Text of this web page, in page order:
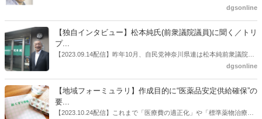
厚労省「医薬品の迅速・安定供給実現に向けた総合対策に関する有識
書がとりまとめられた。ドラビズon-lineでは検討会を総括する目的で
厚労省医政局医薬産業振興・医療情報企画課長（医薬産業振興・医療
情報企画課セルフケア・セルフメディケーション推進室長併任）安藤
公一氏や青山学院大学名誉教授の三村優美子氏、 日本保険薬局協会医
dgsonline
【独自インタビュー】松本純氏(前衆議院議員)に聞く／トリ
プ...
【2023.09.14配信】昨年10月、自民党神奈川県連は松本純前衆議院議
員を「自民党神奈川1区」（横浜市中区・磯子区・金沢区）の支部長
候補の前提となるもの。薬剤師に関わる政策に広く・深く関わってき
た同氏の復活に向けた薬剤師業界の期待には熱いものがある。不透明
感の払拭できない医療・介護・障害者サービスのトリプル改定等へ
dgsonline
【地域フォーミュラリ】作成目的に“医薬品安定供給確保”の
要...
【2023.10.24配信】これまで「医療費の適正化」や「標準薬物治療の